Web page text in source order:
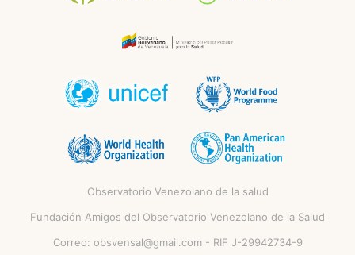
Observatorio Venezolano de la salud
Fundación Amigos del Observatorio Venezolano de la Salud
Correo: obsvensal@gmail.com- RIF J-29942734-9